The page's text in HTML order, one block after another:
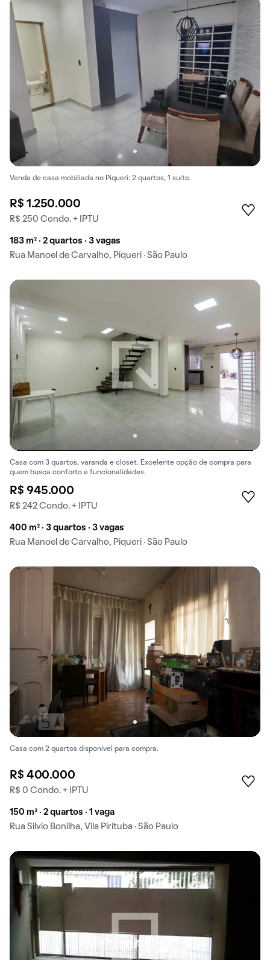
Venda de casa mobiliada no Piqueri: 2 quartos, 1 suíte.
R$ 1.250.000
R$ 250 Condo. + IPTU
183 m² · 2 quartos · 3 vagas
Rua Manoel de Carvalho, Piqueri · São Paulo
Casa com 3 quartos, varanda e closet. Excelente opção de compra para
quem busca conforto e funcionalidades.
R$ 945.000
R$ 242 Condo. + IPTU
400 m² · 3 quartos · 3 vagas
Rua Manoel de Carvalho, Piqueri · São Paulo
Casa com 2 quartos disponível para compra.
R$ 400.000
R$ 0 Condo. + IPTU
150 m² · 2 quartos · 1 vaga
Rua Silvio Bonilha, Vila Pirituba · São Paulo